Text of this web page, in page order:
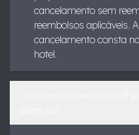
cancelamento sem
reembolsos aplicáveis.
cancelamento consta
hotel.